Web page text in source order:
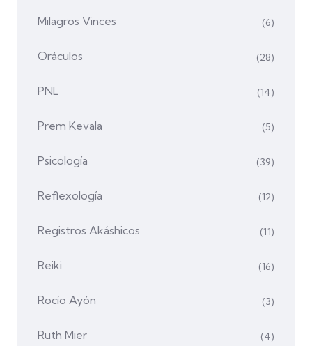
Milagros Vinces (6)
Oráculos (28)
PNL (14)
Prem Kevala (5)
Psicología (39)
Reflexología (12)
Registros Akáshicos (11)
Reiki (16)
Rocío Ayón (3)
Ruth Mier (4)